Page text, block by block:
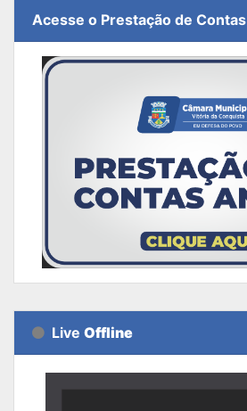
Acesse o Prestação de Contas
Live Offline